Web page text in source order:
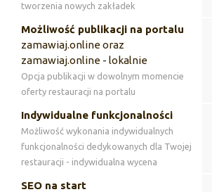
tworzenia nowych zakładek
Możliwość publikacji na portalu
zamawiaj.online oraz
zamawiaj.online - lokalnie
Opcja publikacji w dowolnym momencie
oferty restauracji na portalu
Indywidualne funkcjonalności
Możliwość wykonania indywidualnych
funkcjonalności dedykowanych dla Twojej
restauracji - indywidualna wycena
SEO na start